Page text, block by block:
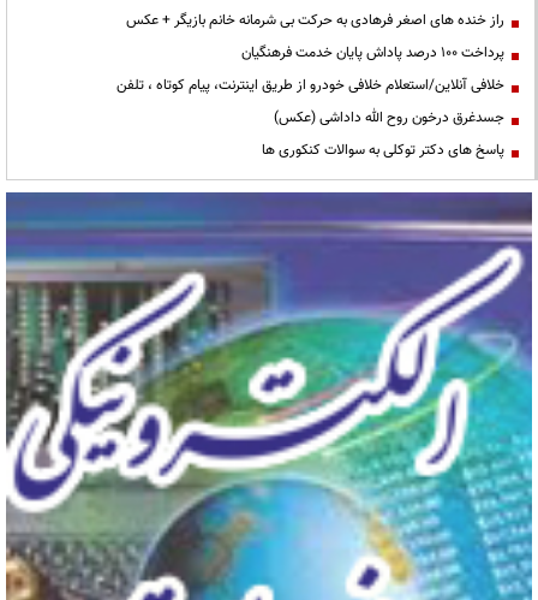
راز خنده های اصغر فرهادی به حرکت بی شرمانه خانم بازیگر + عکس
پرداخت ۱۰۰ درصد پاداش پایان خدمت فرهنگیان
خلافی آنلاین/استعلام خلافی خودرو از طریق اینترنت، پیام کوتاه ، تلفن
جسدغرق درخون روح الله داداشی (عکس)
پاسخ های دکتر توکلی به سوالات کنکوری ها